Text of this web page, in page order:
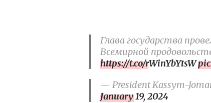
Глава государства
Всемирной
https://t.co/rWinYbYtsW
— President Kassym-
January 19, 2024